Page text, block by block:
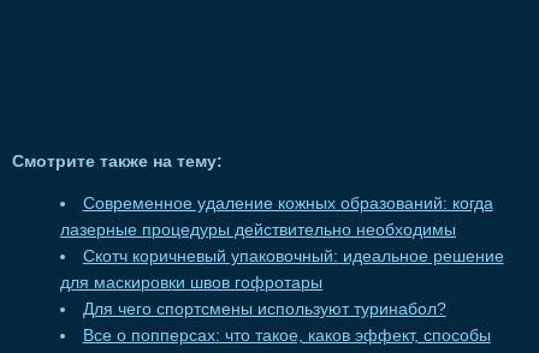
Смотрите также на тему:
Современное удаление кожных образований: когда
лазерные процедуры действительно необходимы
Скотч коричневый упаковочный: идеальное решение
для маскировки швов гофротары
Для чего спортсмены используют туринабол?
Все о попперсах: что такое, каков эффект, способы